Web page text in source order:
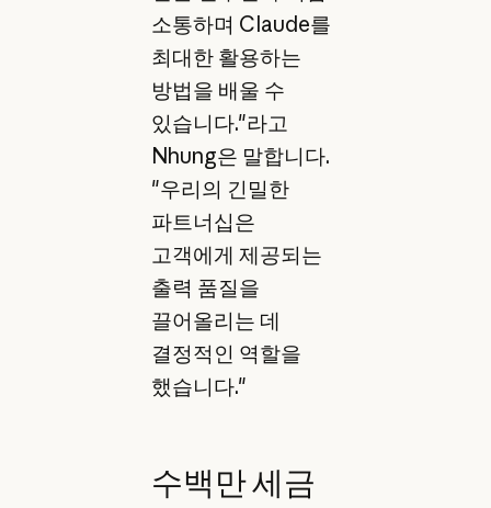
소통하며 Claude를
최대한 활용하는
방법을 배울 수
있습니다."라고
Nhung은 말합니다.
"우리의 긴밀한
파트너십은
고객에게 제공되는
출력 품질을
끌어올리는 데
결정적인 역할을
했습니다."
수백만 세금